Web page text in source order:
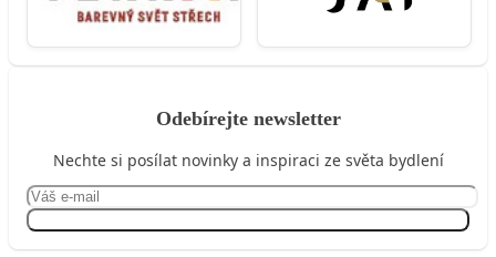
Odebírejte newsletter
Nechte si posílat novinky a inspiraci ze světa bydlení